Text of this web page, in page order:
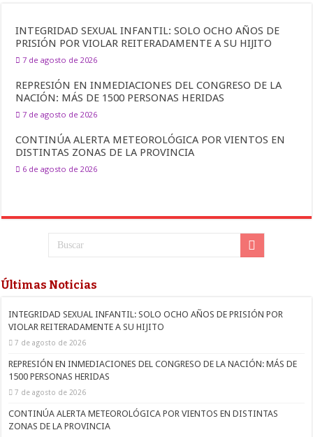
INTEGRIDAD SEXUAL INFANTIL: SOLO OCHO AÑOS DE
PRISIÓN POR VIOLAR REITERADAMENTE A SU HIJITO
7 de agosto de 2026
REPRESIÓN EN INMEDIACIONES DEL CONGRESO DE LA
NACIÓN: MÁS DE 1500 PERSONAS HERIDAS
7 de agosto de 2026
CONTINÚA ALERTA METEOROLÓGICA POR VIENTOS EN
DISTINTAS ZONAS DE LA PROVINCIA
6 de agosto de 2026
Últimas Noticias
INTEGRIDAD SEXUAL INFANTIL: SOLO OCHO AÑOS DE PRISIÓN POR
VIOLAR REITERADAMENTE A SU HIJITO
7 de agosto de 2026
REPRESIÓN EN INMEDIACIONES DEL CONGRESO DE LA NACIÓN: MÁS DE
1500 PERSONAS HERIDAS
7 de agosto de 2026
CONTINÚA ALERTA METEOROLÓGICA POR VIENTOS EN DISTINTAS
ZONAS DE LA PROVINCIA